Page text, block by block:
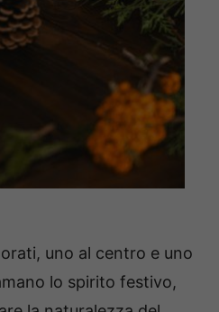
uno al centro e uno
lo spirito festivo,